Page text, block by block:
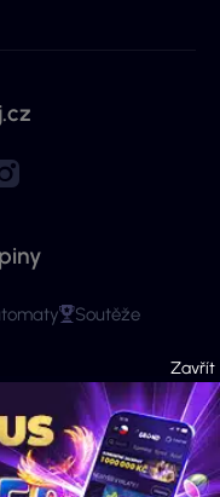
Soutěže
| Ministerstvo financí
závislost! Stránky mají čistě
týkají osob starších 18 let.